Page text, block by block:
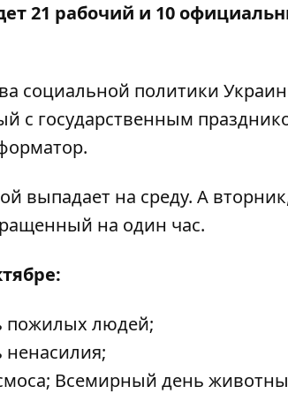
21 рабочий и 10
социальной политики
с государственным
.
выпадает на среду. А
на один час.
пожилых людей;
Всемирный день